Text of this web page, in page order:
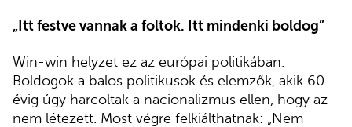
„ Itt festve vannak a foltok. Itt mindenki boldog”
Win-win helyzet ez az európai politikában.
Boldogok a balos politikusok és elemzők, akik 60
évig úgy harcoltak a nacionalizmus ellen, hogy az
nem létezett. Most végre felkiálthatnak: „Nem